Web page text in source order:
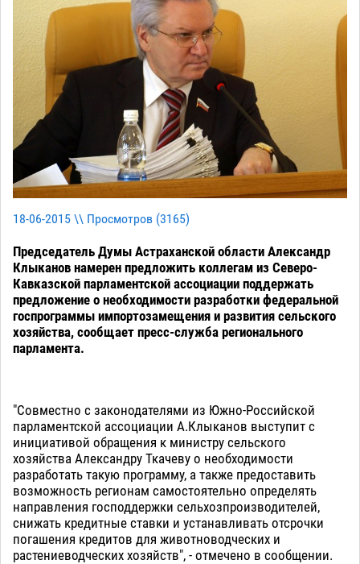
18-06-2015 \\ Просмотров (3165)
Председатель Думы Астраханской области Александр
Клыканов намерен предложить коллегам из Северо-
Кавказской парламентской ассоциации поддержать
предложение о необходимости разработки федеральной
госпрограммы импортозамещения и развития сельского
хозяйства, сообщает пресс-служба регионального
парламента.
"Совместно с законодателями из Южно-Российской
парламентской ассоциации А.Клыканов выступит с
инициативой обращения к министру сельского
хозяйства Александру Ткачеву о необходимости
разработать такую программу, а также предоставить
возможность регионам самостоятельно определять
направления господдержки сельхозпроизводителей,
снижать кредитные ставки и устанавливать отсрочки
погашения кредитов для животноводческих и
растениеводческих хозяйств", - отмечено в сообщении.